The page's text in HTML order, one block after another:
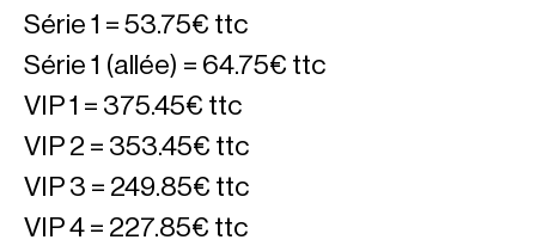
Série 1 = 53.75€ ttc
Série 1 (allée) = 64.75€ ttc
VIP 1 = 375.45€ ttc
VIP 2 = 353.45€ ttc
VIP 3 = 249.85€ ttc
VIP 4 = 227.85€ ttc